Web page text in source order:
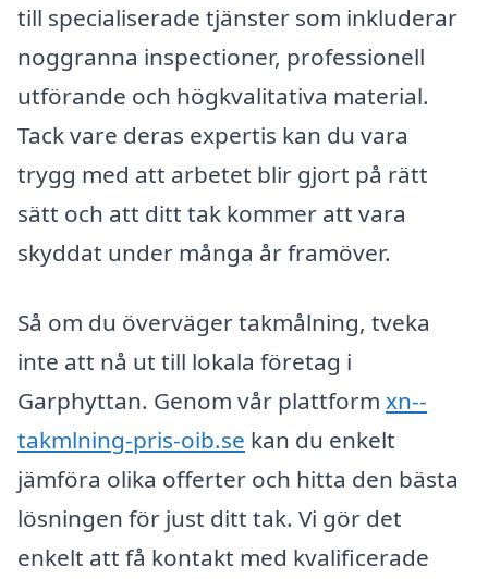
till specialiserade tjänster som inkluderar
noggranna inspectioner, professionell
utförande och högkvalitativa material.
Tack vare deras expertis kan du vara
trygg med att arbetet blir gjort på rätt
sätt och att ditt tak kommer att vara
skyddat under många år framöver.
Så om du överväger takmålning, tveka
inte att nå ut till lokala företag i
Garphyttan. Genom vår plattform xn--
takmlning-pris-oib.se kan du enkelt
jämföra olika offerter och hitta den bästa
lösningen för just ditt tak. Vi gör det
enkelt att få kontakt med kvalificerade